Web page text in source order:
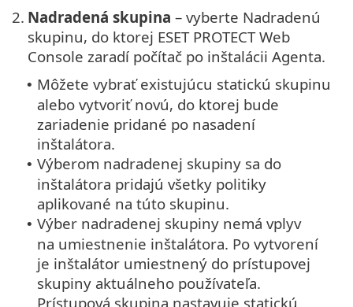
2. Nadradená skupina – vyberte Nadradenú
skupinu, do ktorej ESET PROTECT Web
Console zaradí počítač po inštalácii Agenta.
• Môžete vybrať existujúcu statickú skupinu
alebo vytvoriť novú, do ktorej bude
zariadenie pridané po nasadení
inštalátora.
• Výberom nadradenej skupiny sa do
inštalátora pridajú všetky politiky
aplikované na túto skupinu.
• Výber nadradenej skupiny nemá vplyv
na umiestnenie inštalátora. Po vytvorení
je inštalátor umiestnený do prístupovej
skupiny aktuálneho používateľa.
Prístupová skupina nastavuje statickú